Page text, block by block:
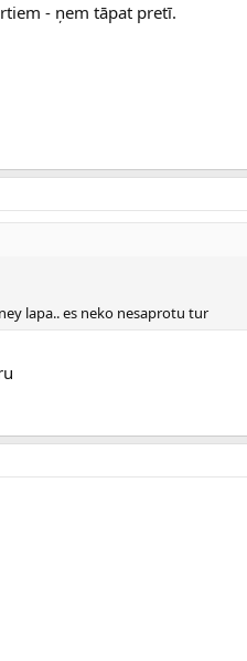
- ņem tāpat pretī.
lapa.. es neko nesaprotu tur